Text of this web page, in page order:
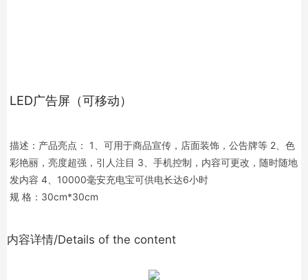
LED广告屏（可移动）
描述：产品亮点： 1、可用于商品宣传，店面装饰，公告牌等 2、色
彩艳丽，亮度超强，引人注目 3、手机控制，内容可更改，随时随地
发内容 4、10000毫安充电宝可供电长达6小时
规 格：30cm*30cm
内容详情/Details of the content